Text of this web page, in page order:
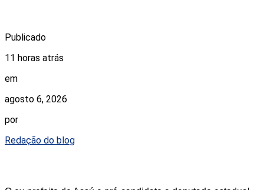
Publicado
11 horas atrás
em
agosto 6, 2026
por
Redação do blog